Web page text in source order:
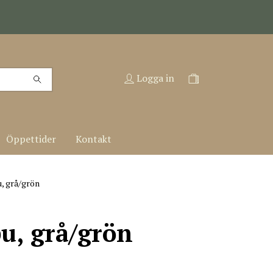
Logga in
Öppettider Kontakt
grå/grön
grå/grön